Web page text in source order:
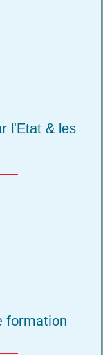
l'Etat & les
formation